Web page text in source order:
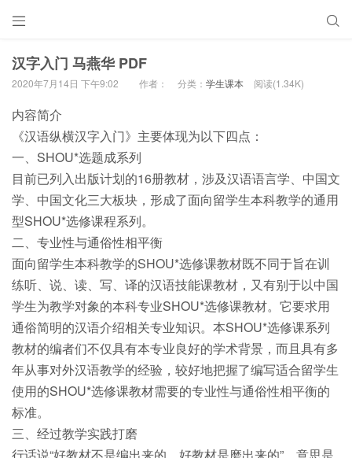
 
汉字入门 马燕华 PDF
2020年7月14日 下午9:02 作者： 分类： 学生课本 阅读(1.34K)
内容简介
《汉语纵横汉字入门》主要体现为以下四点：
一、SHOU*选题成系列
目前已列入出版计划的16册教材，涉及汉语语言学、中国文
学、中国文化三大板块，形成了面向留学生本科教学的通用
型SHOU*选修课程系列。
二、专业性与通俗性相平衡
面向留学生本科教学的SHOU*选修课教材既不同于旨在训
练听、说、读、写、译的汉语技能课教材，又有别于以中国
学生为教学对象的本科专业SHOU*选修课教材。它要求用
通俗简明的汉语介绍相关专业知识。本SHOU*选修课系列
教材的编者们不仅具有本专业良好的学术背景，而且具有多
年从事对外汉语教学的经验，较好地把握了编写适合留学生
使用的SHOU*选修课教材需要的专业性与通俗性相平衡的
标准。
三、经过教学实践打磨
行话说“好教材不是编出来的，好教材是磨出来的”，意思是